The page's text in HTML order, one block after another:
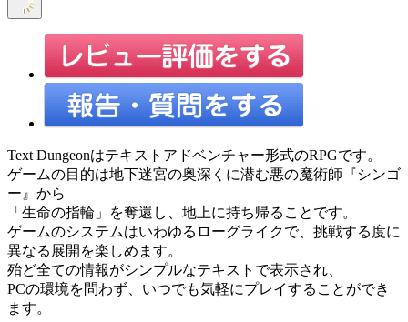
Text Dungeonはテキストアドベンチャー形式のRPGです。
ゲームの目的は地下迷宮の奥深くに潜む悪の魔術師『シンゴ
ー』から
「生命の指輪」を奪還し、地上に持ち帰ることです。
ゲームのシステムはいわゆるローグライクで、挑戦する度に
異なる展開を楽しめます。
殆ど全ての情報がシンプルなテキストで表示され、
PCの環境を問わず、いつでも気軽にプレイすることができ
ます。